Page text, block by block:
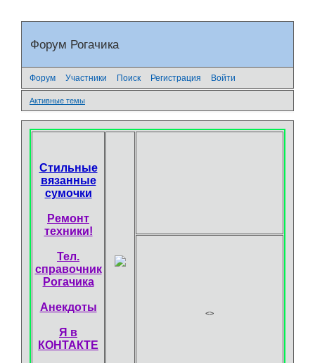
Форум Рогачика
Форум Участники Поиск Регистрация Войти
Активные темы
Стильные
вязанные
сумочки
Ремонт
техники!
Тел.
справочник
Рогачика
Анекдоты
Я в
КОНТАКТЕ
<>